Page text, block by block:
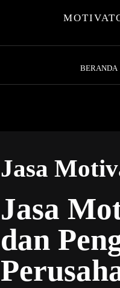
BERANDA
Jasa
Jasa
dan